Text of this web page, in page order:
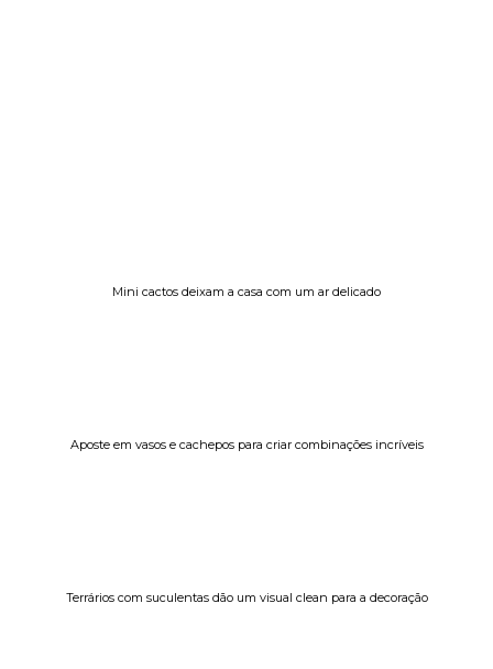
Mini cactos deixam a casa com um ar delicado
Aposte em vasos e cachepos para criar combinações incríveis
Terrários com suculentas dão um visual clean para a decoração